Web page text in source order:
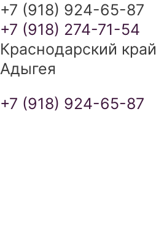
+7 (918) 924-65-87
+7 (918) 274-71-54
Краснодарский край
Адыгея
+7 (918) 924-65-87